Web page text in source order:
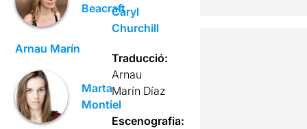
Beacraft
Arnau Marín
Marta
Montiel
Caryl
Churchill
Traducció:
Arnau
Marín Díaz
Escenografia: